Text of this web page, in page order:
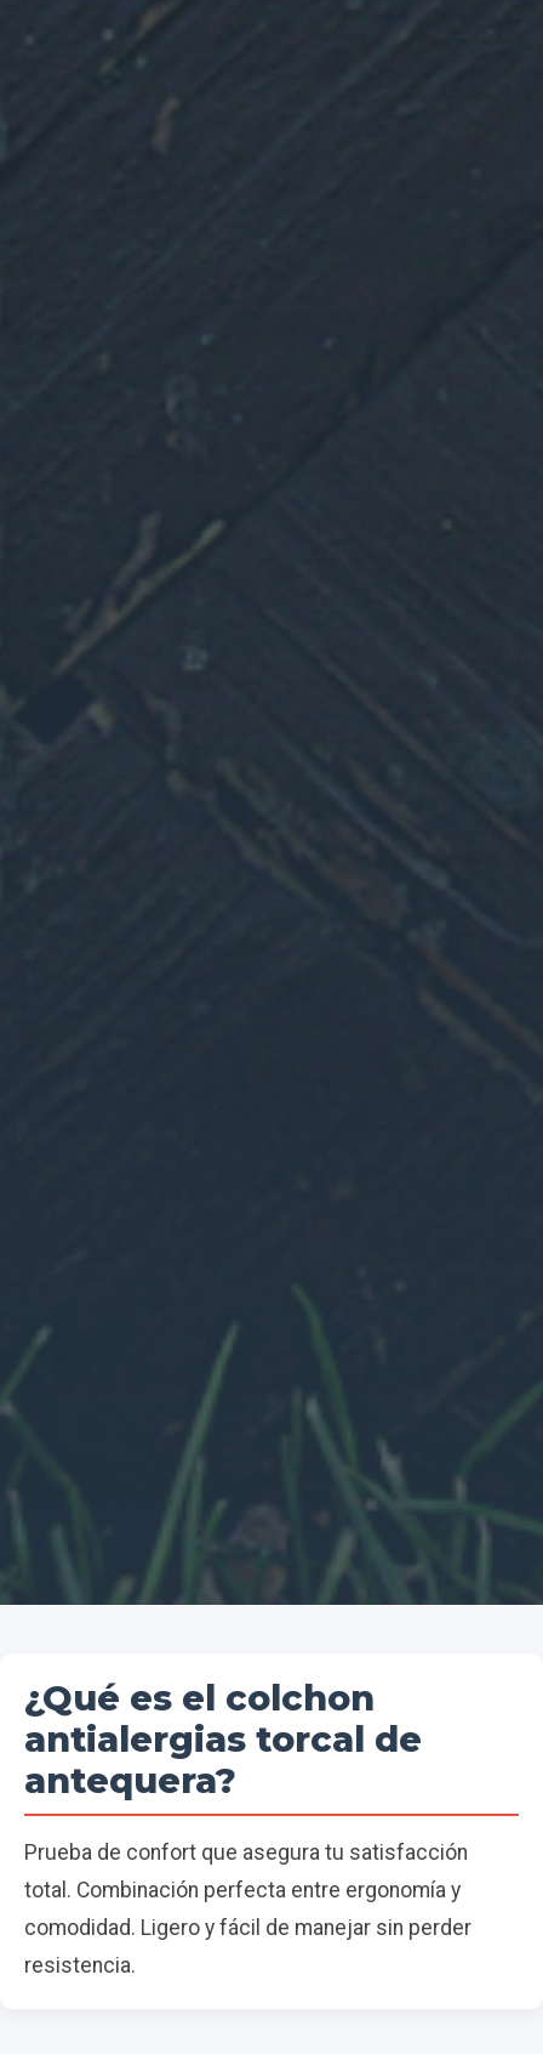
¿Qué es el colchon
antialergias torcal de
antequera?
Prueba de confort que asegura tu satisfacción
total. Combinación perfecta entre ergonomía y
comodidad. Ligero y fácil de manejar sin perder
resistencia.